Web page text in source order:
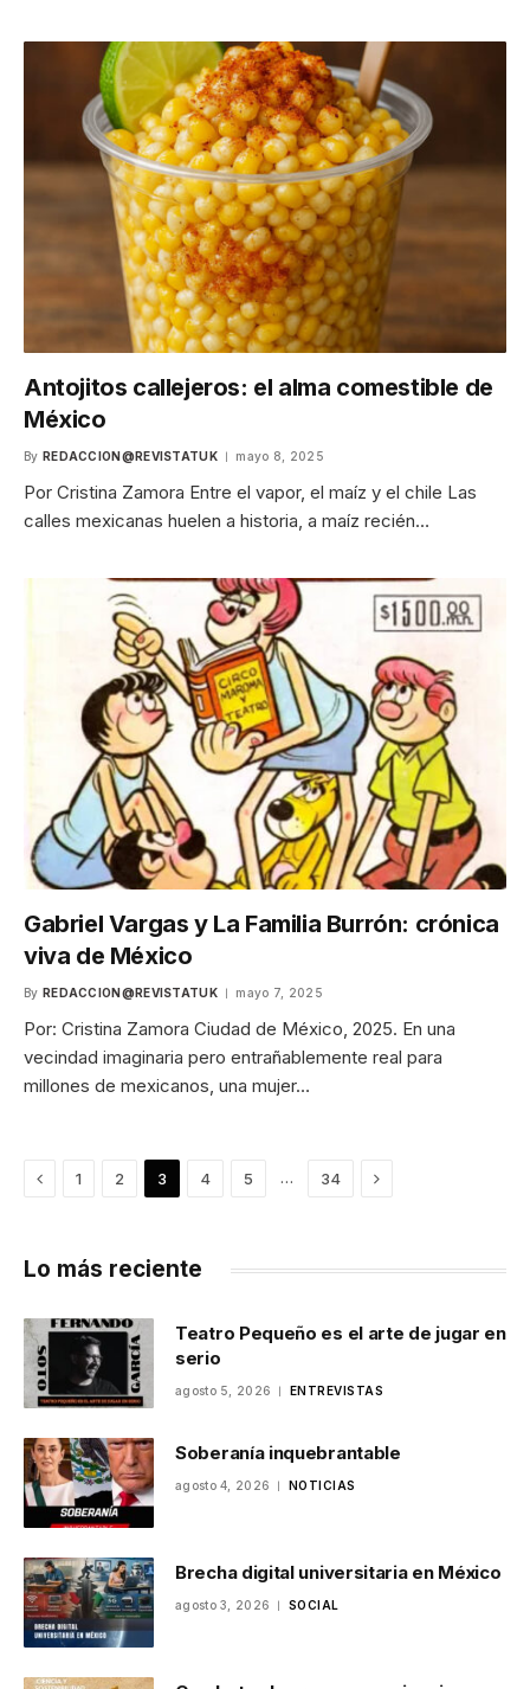
Antojitos callejeros: el alma comestible de
México
By REDACCION@REVISTATUK mayo 8, 2025
Por Cristina Zamora Entre el vapor, el maíz y el chile Las
calles mexicanas huelen a historia, a maíz recién…
Gabriel Vargas y La Familia Burrón: crónica
viva de México
By REDACCION@REVISTATUK mayo 7, 2025
Por: Cristina Zamora Ciudad de México, 2025. En una
vecindad imaginaria pero entrañablemente real para
millones de mexicanos, una mujer…
Previous
1 2 3 4 5 … 34 Next
Lo más reciente
Teatro Pequeño es el arte de jugar en
serio
agosto 5, 2026 ENTREVISTAS
Soberanía inquebrantable
agosto 4, 2026 NOTICIAS
Brecha digital universitaria en México
agosto 3, 2026 SOCIAL